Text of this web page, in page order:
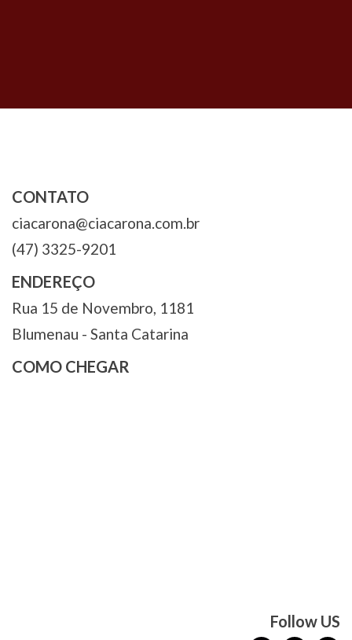
CONTATO
ciacarona@ciacarona.com.br
(47) 3325-9201
ENDEREÇO
Rua 15 de Novembro, 1181
Blumenau - Santa Catarina
COMO CHEGAR
Follow US